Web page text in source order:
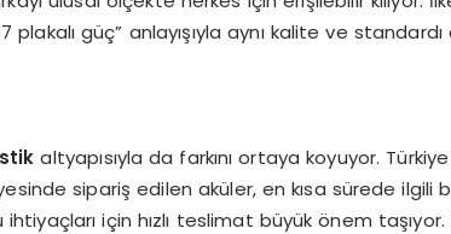
güç” anlayışıyla aynı kalite ve standardı
altyapısıyla da farkını ortaya koyuyor. Türkiye
sipariş edilen aküler, en kısa sürede ilgili
için hızlı teslimat büyük önem taşıyor.